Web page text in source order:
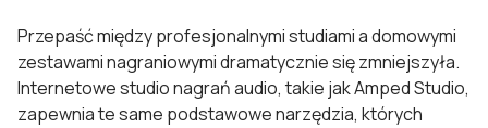
Przepaść między profesjonalnymi studiami a domowymi
zestawami nagraniowymi dramatycznie się zmniejszyła.
Internetowe studio nagrań audio, takie jak Amped Studio,
zapewnia te same podstawowe narzędzia, których